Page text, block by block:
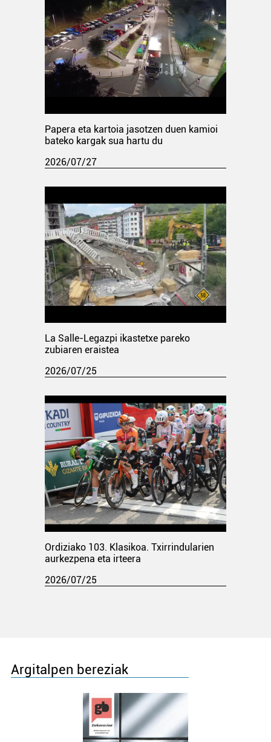
Papera eta kartoia jasotzen duen kamioi
bateko kargak sua hartu du
2026/07/27
La Salle-Legazpi ikastetxe pareko
zubiaren eraistea
2026/07/25
Ordiziako 103. Klasikoa. Txirrindularien
aurkezpena eta irteera
2026/07/25
Argitalpen bereziak